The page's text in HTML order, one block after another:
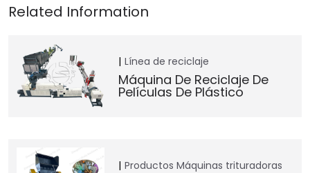
Línea de reciclaje
Máquina De Reciclaje De
Películas De Plástico
Productos Máquinas trituradoras